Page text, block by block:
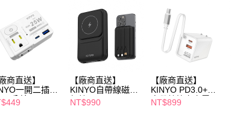
商直送】
一開二插
分接器
【廠商直送】
KINYO自帶線磁吸
無線
充-10000mAh-
NT$990
【廠商直送】
KINYO PD3.0+QC
自帶線快充充電
器-45W
NT$899